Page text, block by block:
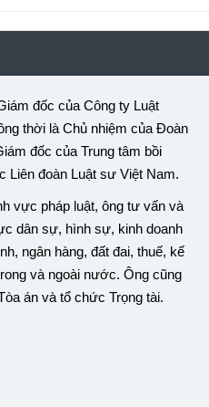
đốc của Công ty Luật
thời là Chủ nhiệm của Đoàn
đốc của Trung tâm bồi
Liên đoàn Luật sư Việt Nam.
vực pháp luật, ông tư vấn và
dân sự, hình sự, kinh doanh
ngân hàng, đất đai, thuế, kế
và ngoài nước. Ông cũng
án và tổ chức Trọng tài.